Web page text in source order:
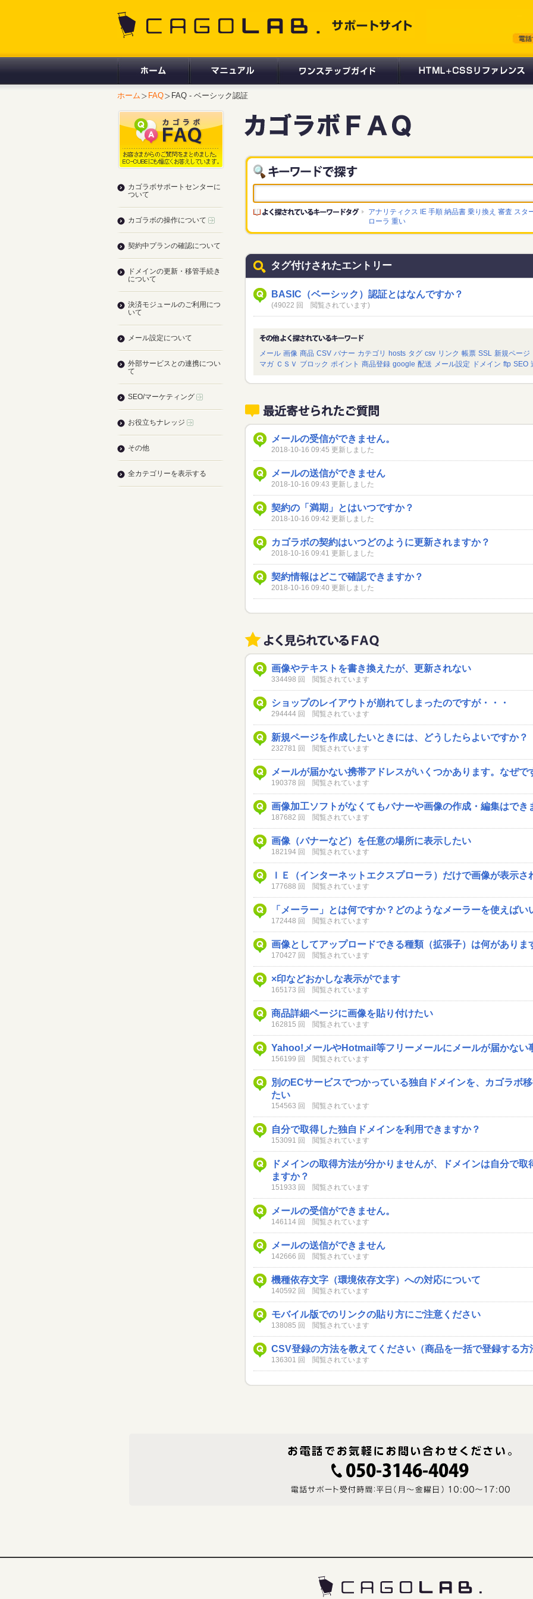
ホーム FAQ FAQ - ベーシック認証
アナリティクス IE 手順 納品書 乗り換え 審査 スタ
ローラ 重い
タグ付けされたエントリー
BASIC（ベーシック）認証とはなんですか？
(49022 回 閲覧されています)
メール 画像 商品 CSV バナー カテゴリ hosts タグ csv リンク 帳票 SSL 新規ページ
マガ ＣＳＶ ブロック ポイント 商品登録 google 配送 メール設定 ドメイン ftp SEO
メールの受信ができません。
2018-10-16 09:45 更新しました
メールの送信ができません
2018-10-16 09:43 更新しました
契約の「満期」とはいつですか？
2018-10-16 09:42 更新しました
カゴラボの契約はいつどのように更新されますか？
2018-10-16 09:41 更新しました
契約情報はどこで確認できますか？
2018-10-16 09:40 更新しました
画像やテキストを書き換えたが、更新されない
334498 回 閲覧されています
ショップのレイアウトが崩れてしまったのですが・・・
294444 回 閲覧されています
新規ページを作成したいときには、どうしたらよいですか？
232781 回 閲覧されています
メールが届かない携帯アドレスがいくつかあります。なぜで
190378 回 閲覧されています
画像加工ソフトがなくてもバナーや画像の作成・編集はでき
187682 回 閲覧されています
画像（バナーなど）を任意の場所に表示したい
182194 回 閲覧されています
ＩＥ（インターネットエクスプローラ）だけで画像が表示さ
177688 回 閲覧されています
「メーラー」とは何ですか？どのようなメーラーを使えばい
172448 回 閲覧されています
画像としてアップロードできる種類（拡張子）は何がありま
170427 回 閲覧されています
×印などおかしな表示がでます
165173 回 閲覧されています
商品詳細ページに画像を貼り付けたい
162815 回 閲覧されています
Yahoo!メールやHotmail等フリーメールにメールが届かない
156199 回 閲覧されています
別のECサービスでつかっている独自ドメインを、カゴラボ
たい
154563 回 閲覧されています
自分で取得した独自ドメインを利用できますか？
153091 回 閲覧されています
ドメインの取得方法が分かりませんが、ドメインは自分で取
ますか？
151933 回 閲覧されています
メールの受信ができません。
146114 回 閲覧されています
メールの送信ができません
142666 回 閲覧されています
機種依存文字（環境依存文字）への対応について
140592 回 閲覧されています
モバイル版でのリンクの貼り方にご注意ください
138085 回 閲覧されています
CSV登録の方法を教えてください（商品を一括で登録する方
136301 回 閲覧されています
カゴラボサポートセンターに
ついて
カゴラボの操作について
契約中プランの確認について
ドメインの更新・移管手続き
について
決済モジュールのご利用につ
いて
メール設定について
外部サービスとの連携につい
て
SEO/マーケティング
お役立ちナレッジ
その他
全カテゴリーを表示する